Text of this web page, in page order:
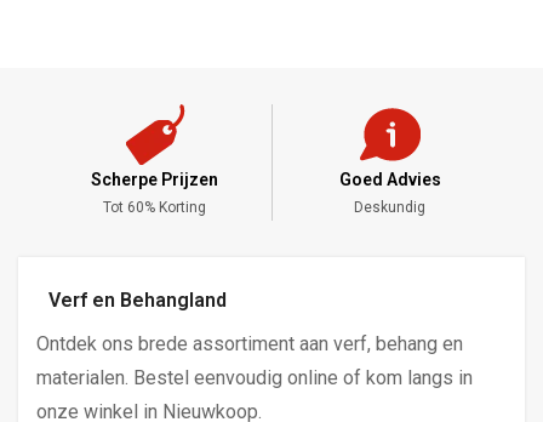
Scherpe Prijzen
Tot 60% Korting
Goed Advies
Deskundig
Verf en Behangland
Ontdek ons brede assortiment aan verf, behang en
materialen. Bestel eenvoudig online of kom langs in
onze winkel in Nieuwkoop.